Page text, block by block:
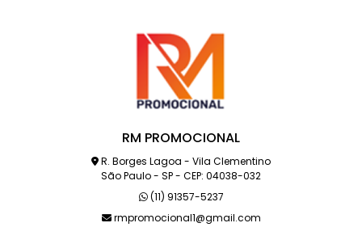
RM PROMOCIONAL
R. Borges Lagoa - Vila Clementino
São Paulo - SP - CEP: 04038-032
(11) 91357-5237
rmpromocional1@gmail.com